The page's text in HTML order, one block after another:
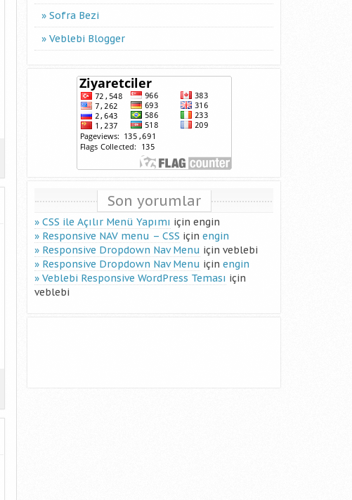
Sofra Bezi
Veblebi Blogger
Son yorumlar
CSS ile Açılır Menü Yapımı için engin
Responsive NAV menu – CSS için engin
Responsive Dropdown Nav Menu için veblebi
Responsive Dropdown Nav Menu için engin
Veblebi Responsive WordPress Teması için
veblebi